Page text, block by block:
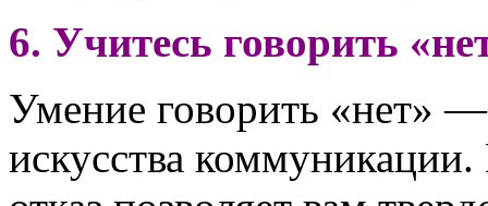
6. Учитесь говорить
Умение говорить «нет»
искусства